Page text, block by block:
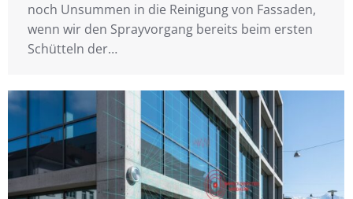
noch Unsummen in die Reinigung von Fassaden,
wenn wir den Sprayvorgang bereits beim ersten
Schütteln der…